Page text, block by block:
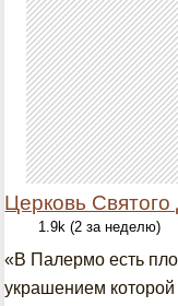
Церковь
1.9k (2 за неделю)
«В Палермо есть
украшением